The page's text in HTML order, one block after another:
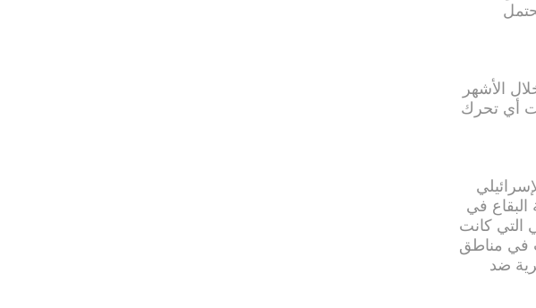
الأشهر
أي تحرك
في
التي كانت
في مناطق
ضد